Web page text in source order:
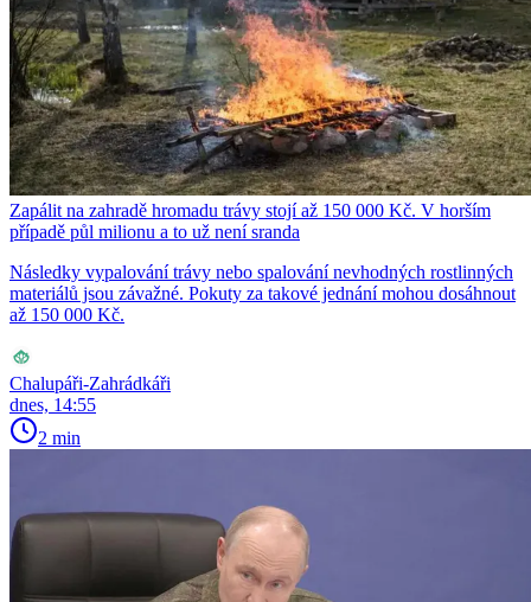
Zapálit na zahradě hromadu trávy stojí až 150 000 Kč. V horším
případě půl milionu a to už není sranda
Následky vypalování trávy nebo spalování nevhodných rostlinných
materiálů jsou závažné. Pokuty za takové jednání mohou dosáhnout
až 150 000 Kč.
Chalupáři-Zahrádkáři
dnes, 14:55
2 min